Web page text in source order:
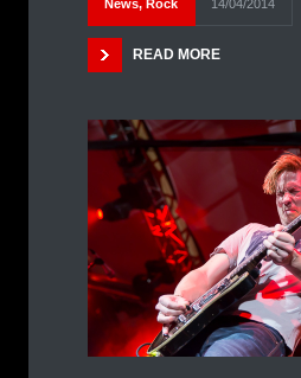
News, Rock 14/04/2014
READ MORE